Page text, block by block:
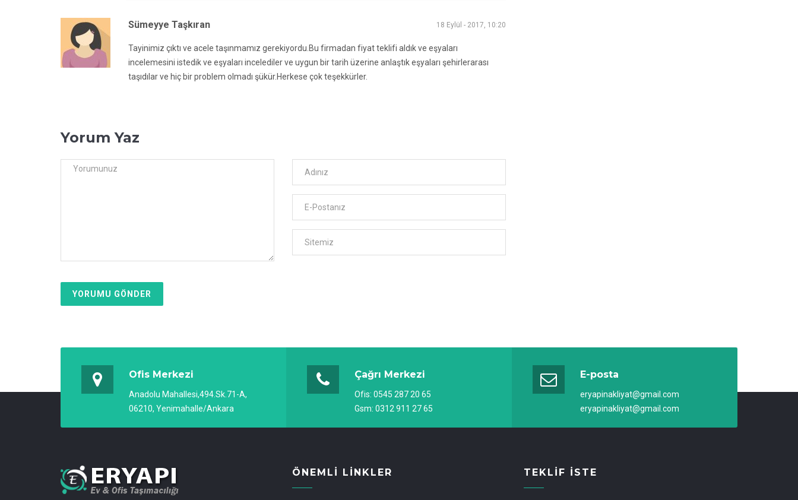
Sümeyye Taşkıran 18 Eylül - 2017, 10:20
Tayinimiz çıktı ve acele taşınmamız gerekiyordu.Bu firmadan fiyat teklifi aldık ve eşyaları
incelemesini istedik ve eşyaları incelediler ve uygun bir tarih üzerine anlaştık eşyaları şehirlerarası
taşıdılar ve hiç bir problem olmadı şükür.Herkese çok teşekkürler.
Yorum Yaz
YORUMU GÖNDER
Ofis Merkezi
Anadolu Mahallesi,494.Sk.71-A,
06210, Yenimahalle/Ankara
Çağrı Merkezi
Ofis: 0545 287 20 65
Gsm: 0312 911 27 65
E-posta
eryapinakliyat@gmail.com
eryapinakliyat@gmail.com
ÖNEMLI LINKLER TEKLIF İSTE